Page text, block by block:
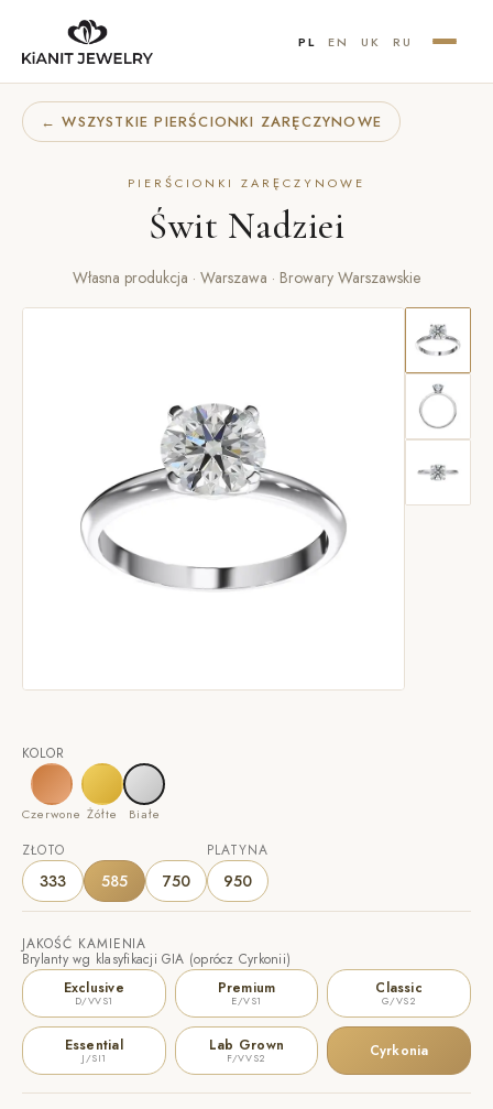
PL EN UK RU
← WSZYSTKIE PIERŚCIONKI ZARĘCZYNOWE
PIERŚCIONKI ZARĘCZYNOWE
Świt Nadziei
Własna produkcja · Warszawa · Browary Warszawskie
KOLOR
Czerwone Żółte Białe
ZŁOTO
333 585 750
PLATYNA
950
JAKOŚĆ KAMIENIA
Brylanty wg klasyfikacji GIA (oprócz Cyrkonii)
Exclusive
D/VVS1
Premium
E/VS1
Classic
G/VS2
Essential
J/SI1
Lab Grown
F/VVS2 Cyrkonia